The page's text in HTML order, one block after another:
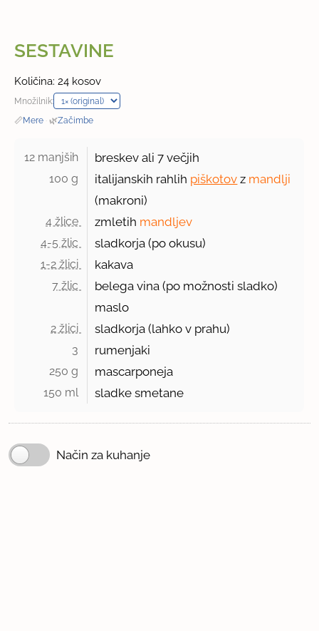
SESTAVINE
Količina: 24 kosov
Množilnik:
📏Mere · 🌿Začimbe
12 manjših breskev ali7 večjih
100 g italijanskih rahlih piškotov z mandlji
(makroni)
4 žlice zmletih mandljev
4-5 žlic sladkorja (po okusu)
1-2 žlici kakava
7 žlic
belega vina (po možnosti sladko)
maslo
2 žlici sladkorja (lahko v prahu)
3 rumenjaki
250 g mascarponeja
150 ml sladke smetane
Način za kuhanje